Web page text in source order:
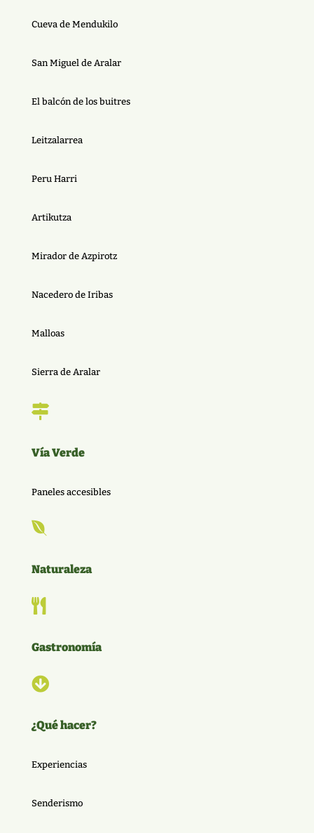
Cueva de Mendukilo
San Miguel de Aralar
El balcón de los buitres
Leitzalarrea
Peru Harri
Artikutza
Mirador de Azpirotz
Nacedero de Iribas
Malloas
Sierra de Aralar

Vía Verde
Paneles accesibles

Naturaleza

Gastronomía

¿Qué hacer?
Experiencias
Senderismo